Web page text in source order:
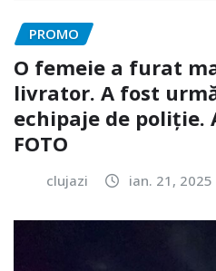
PROMO
O femeie a furat
livrator. A fost
echipaje de poliție.
FOTO
clujazi ian. 21, 2025